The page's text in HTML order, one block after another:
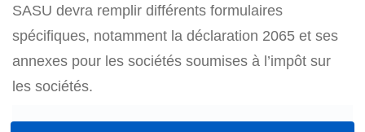
SASU devra remplir différents formulaires
spécifiques, notamment la déclaration 2065 et ses
annexes pour les sociétés soumises à l’impôt sur
les sociétés.